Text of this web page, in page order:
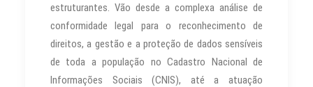
estruturantes. Vão desde a complexa análise de
conformidade legal para o reconhecimento de
direitos, a gestão e a proteção de dados sensíveis
de toda a população no Cadastro Nacional de
Informações Sociais (CNIS), até a atuação